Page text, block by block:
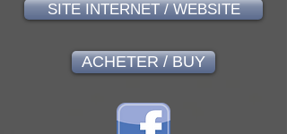
SITE INTERNET / WEBSITE
ACHETER / BUY